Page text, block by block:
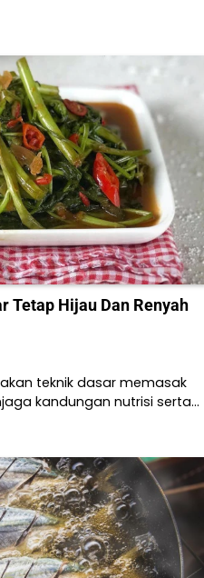
Tetap Hijau Dan Renyah
teknik dasar memasak
kandungan nutrisi serta…